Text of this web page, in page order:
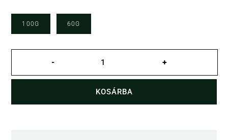
100G 60G
-Cherry
gyümölcstea
mennyiség
+
KOSÁRBA